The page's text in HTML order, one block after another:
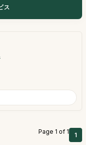
ス
Page 1 of 1 1